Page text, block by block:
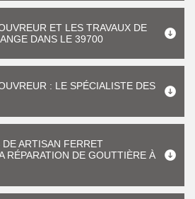
ET LES TRAVAUX DE
DANS LE 39700
: LE SPÉCIALISTE DES
ARTISAN FERRET
RÉPARATION DE GOUTTIÈRE À